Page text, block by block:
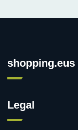
shopping.eus
Legal